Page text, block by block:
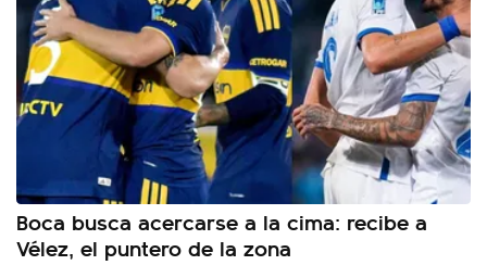
Boca busca acercarse a la cima: recibe a
Vélez, el puntero de la zona